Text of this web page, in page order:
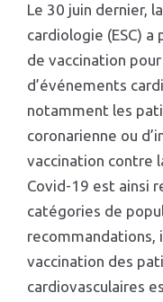
Le 30 juin dernier,
cardiologie (ESC)
de vaccination
d’événements
notamment les
coronarienne ou
vaccination contre
Covid-19 est ainsi
catégories de
recommandations,
vaccination des
cardiovasculaires